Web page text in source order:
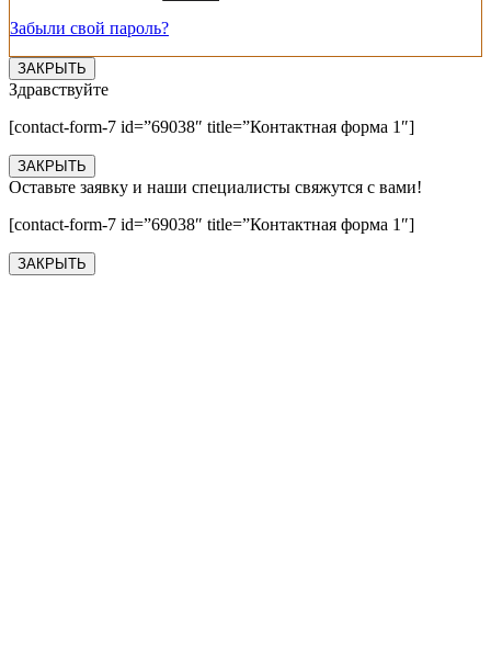
Забыли свой пароль?
ЗАКРЫТЬ
Здравствуйте
[contact-form-7 id=”69038″ title=”Контактная форма 1″]
ЗАКРЫТЬ
Оставьте заявку и наши специалисты свяжутся с вами!
[contact-form-7 id=”69038″ title=”Контактная форма 1″]
ЗАКРЫТЬ